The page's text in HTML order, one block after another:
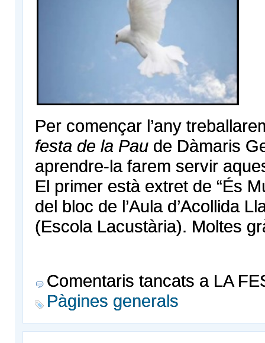
Per començar l’any
festa de la Pau de Dàmaris
aprendre-la farem servir
El primer està extret de “És
del bloc de l’Aula d’Acollida
(Escola Lacustària). Moltes
Comentaris tancats a LA
Pàgines generals